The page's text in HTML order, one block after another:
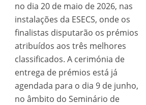
no dia 20 de maio de 2026, nas
instalações da ESECS, onde os
finalistas disputarão os prémios
atribuídos aos três melhores
classificados. A cerimónia de
entrega de prémios está já
agendada para o dia 9 de junho,
no âmbito do Seminário de